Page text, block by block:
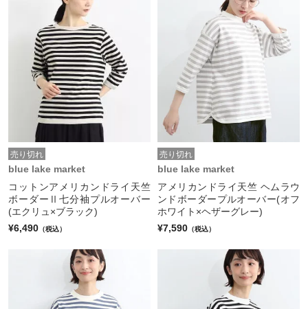
売り切れ
blue lake market
コットンアメリカンドライ天竺
ボーダーⅡ七分袖プルオーバー
(エクリュ×ブラック)
¥6,490 （税込）
売り切れ
blue lake market
アメリカンドライ天竺 ヘムラウ
ンドボーダープルオーバー(オフ
ホワイト×ヘザーグレー)
¥7,590 （税込）